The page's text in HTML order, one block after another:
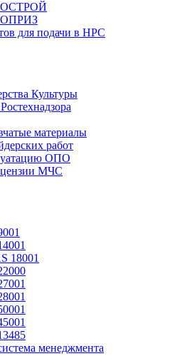
для подачи в НРС
Культуры
материалы
работ
ОПО
МЧС
18001
менеджмента